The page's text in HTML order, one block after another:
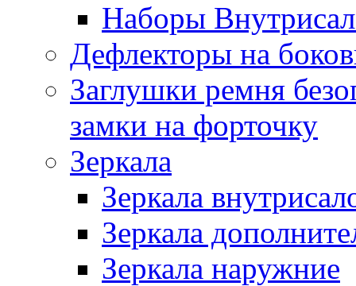
Наборы
Дефлекторы на
Заглушки ремня
замки на форточку
Зеркала
Зеркала
Зеркала
Зеркала наружние